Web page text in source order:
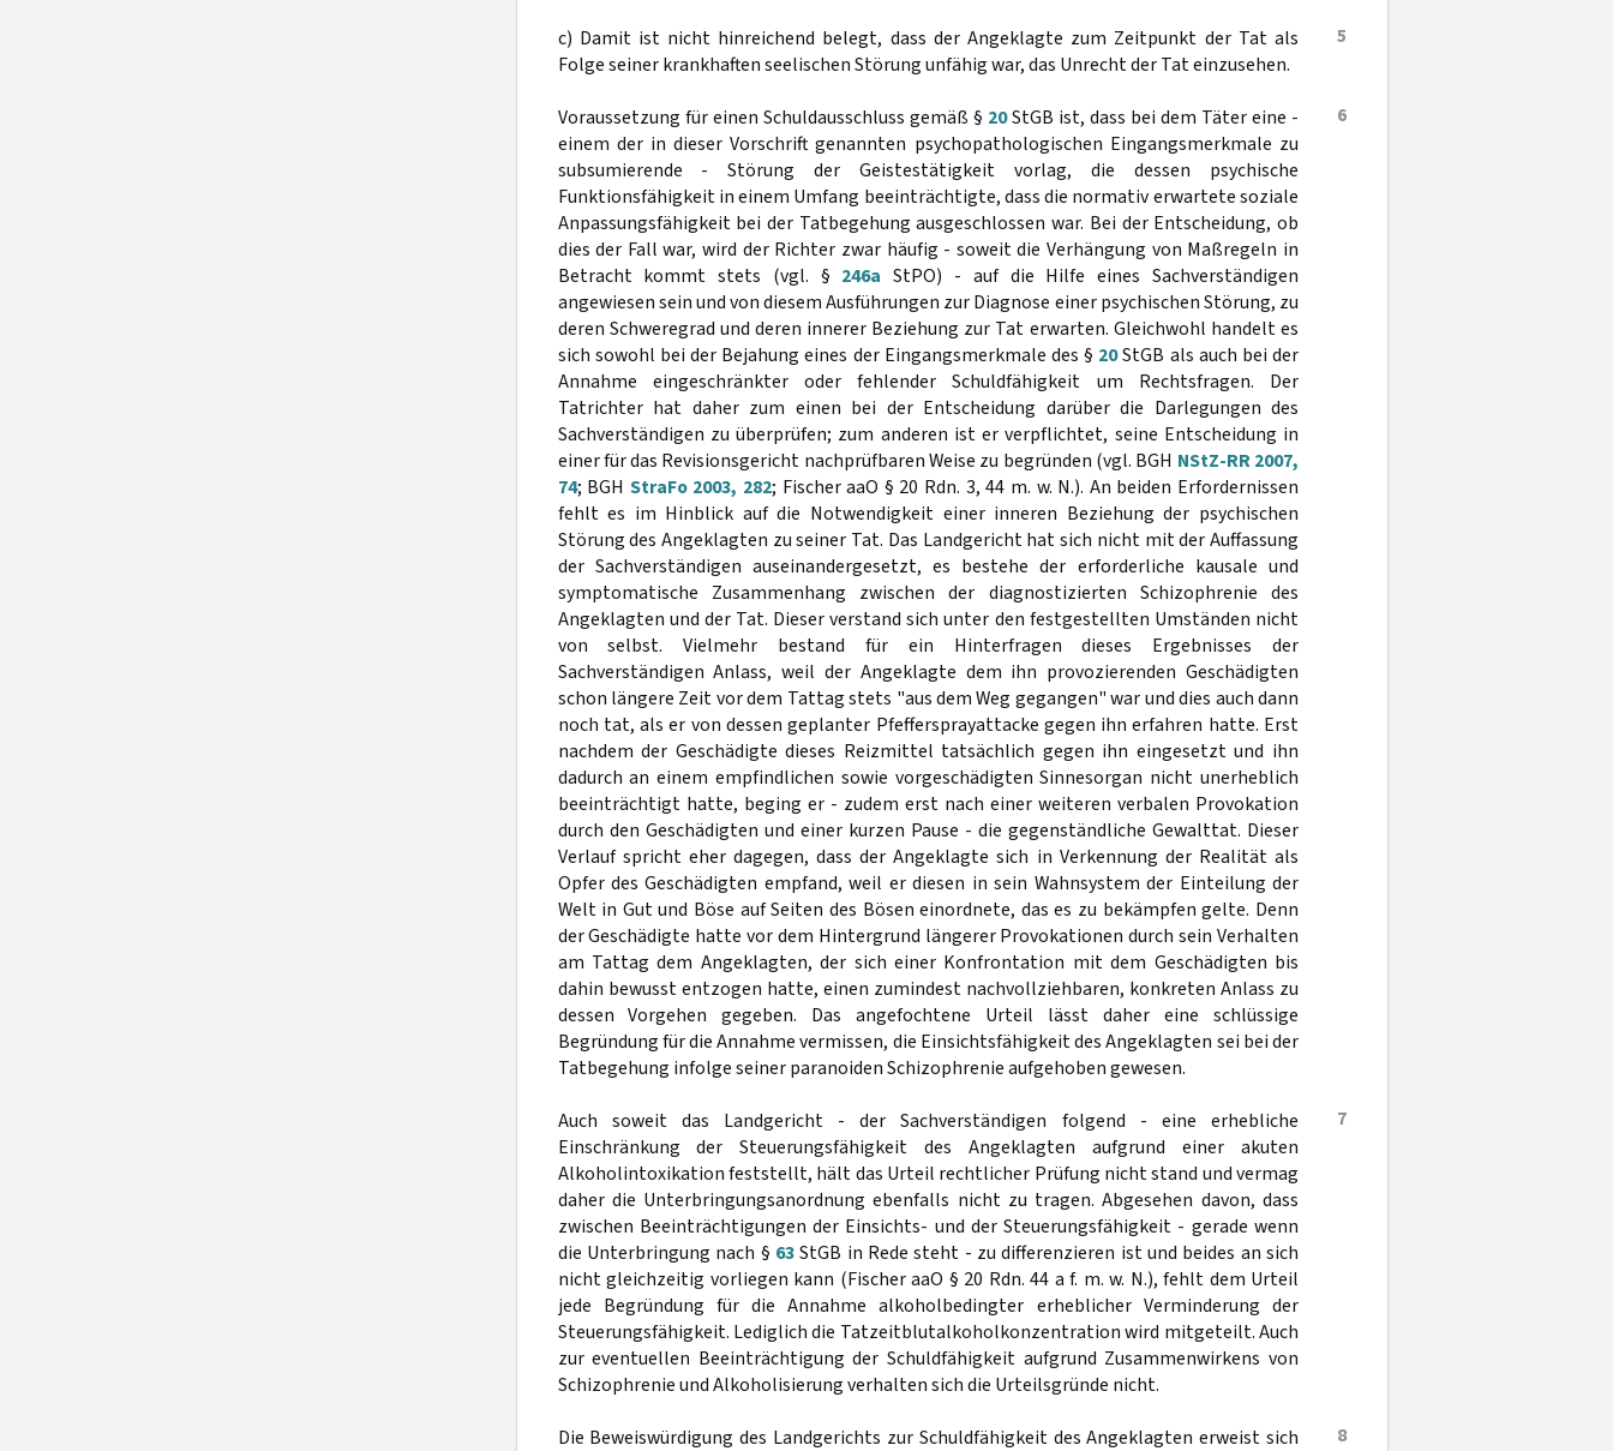
5
c) Damit ist nicht hinreichend belegt, dass der Angeklagte zum Zeitpunkt der Tat als
Folge seiner krankhaften seelischen Störung unfähig war, das Unrecht der Tat einzusehen.
6
Voraussetzung für einen Schuldausschluss gemäß § 20StGB ist, dass bei dem Täter eine -
einem der in dieser Vorschrift genannten psychopathologischen Eingangsmerkmale zu
subsumierende - Störung der Geistestätigkeit vorlag, die dessen psychische
Funktionsfähigkeit in einem Umfang beeinträchtigte, dass die normativ erwartete soziale
Anpassungsfähigkeit bei der Tatbegehung ausgeschlossen war. Bei der Entscheidung, ob
dies der Fall war, wird der Richter zwar häufig - soweit die Verhängung von Maßregeln in
Betracht kommt stets (vgl. § 246a StPO) - auf die Hilfe eines Sachverständigen
angewiesen sein und von diesem Ausführungen zur Diagnose einer psychischen Störung, zu
deren Schweregrad und deren innerer Beziehung zur Tat erwarten. Gleichwohl handelt es
sich sowohl bei der Bejahung eines der Eingangsmerkmale des § 20StGB als auch bei der
Annahme eingeschränkter oder fehlender Schuldfähigkeit um Rechtsfragen. Der
Tatrichter hat daher zum einen bei der Entscheidung darüber die Darlegungen des
Sachverständigen zu überprüfen; zum anderen ist er verpflichtet, seine Entscheidung in
einer für das Revisionsgericht nachprüfbaren Weise zu begründen (vgl. BGH NStZ-RR 2007,
74; BGH StraFo 2003, 282; Fischer aaO § 20 Rdn. 3, 44 m. w. N.). An beiden Erfordernissen
fehlt es im Hinblick auf die Notwendigkeit einer inneren Beziehung der psychischen
Störung des Angeklagten zu seiner Tat. Das Landgericht hat sich nicht mit der Auffassung
der Sachverständigen auseinandergesetzt, es bestehe der erforderliche kausale und
symptomatische Zusammenhang zwischen der diagnostizierten Schizophrenie des
Angeklagten und der Tat. Dieser verstand sich unter den festgestellten Umständen nicht
von selbst. Vielmehr bestand für ein Hinterfragen dieses Ergebnisses der
Sachverständigen Anlass, weil der Angeklagte dem ihn provozierenden Geschädigten
schon längere Zeit vor dem Tattag stets "aus dem Weg gegangen" war und dies auch dann
noch tat, als er von dessen geplanter Pfeffersprayattacke gegen ihn erfahren hatte. Erst
nachdem der Geschädigte dieses Reizmittel tatsächlich gegen ihn eingesetzt und ihn
dadurch an einem empfindlichen sowie vorgeschädigten Sinnesorgan nicht unerheblich
beeinträchtigt hatte, beging er - zudem erst nach einer weiteren verbalen Provokation
durch den Geschädigten und einer kurzen Pause - die gegenständliche Gewalttat. Dieser
Verlauf spricht eher dagegen, dass der Angeklagte sich in Verkennung der Realität als
Opfer des Geschädigten empfand, weil er diesen in sein Wahnsystem der Einteilung der
Welt in Gut und Böse auf Seiten des Bösen einordnete, das es zu bekämpfen gelte. Denn
der Geschädigte hatte vor dem Hintergrund längerer Provokationen durch sein Verhalten
am Tattag dem Angeklagten, der sich einer Konfrontation mit dem Geschädigten bis
dahin bewusst entzogen hatte, einen zumindest nachvollziehbaren, konkreten Anlass zu
dessen Vorgehen gegeben. Das angefochtene Urteil lässt daher eine schlüssige
Begründung für die Annahme vermissen, die Einsichtsfähigkeit des Angeklagten sei bei der
Tatbegehung infolge seiner paranoiden Schizophrenie aufgehoben gewesen.
7
Auch soweit das Landgericht - der Sachverständigen folgend - eine erhebliche
Einschränkung der Steuerungsfähigkeit des Angeklagten aufgrund einer akuten
Alkoholintoxikation feststellt, hält das Urteil rechtlicher Prüfung nicht stand und vermag
daher die Unterbringungsanordnung ebenfalls nicht zu tragen. Abgesehen davon, dass
zwischen Beeinträchtigungen der Einsichts- und der Steuerungsfähigkeit - gerade wenn
die Unterbringung nach § 63StGB in Rede steht - zu differenzieren ist und beides an sich
nicht gleichzeitig vorliegen kann (Fischer aaO § 20 Rdn. 44 a f. m. w. N.), fehlt dem Urteil
jede Begründung für die Annahme alkoholbedingter erheblicher Verminderung der
Steuerungsfähigkeit. Lediglich die Tatzeitblutalkoholkonzentration wird mitgeteilt. Auch
zur eventuellen Beeinträchtigung der Schuldfähigkeit aufgrund Zusammenwirkens von
Schizophrenie und Alkoholisierung verhalten sich die Urteilsgründe nicht.
8
Die Beweiswürdigung des Landgerichts zur Schuldfähigkeit des Angeklagten erweist sich